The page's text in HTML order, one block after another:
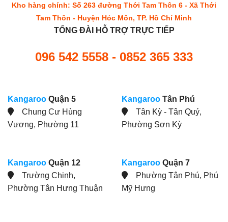
Kho hàng chính: Số 263 đường Thới Tam Thôn 6 - Xã Thới
Tam Thôn - Huyện Hóc Môn, TP. Hồ Chí Minh
TỔNG ĐÀI HỖ TRỢ TRỰC TIẾP
096 542 5558 - 0852 365 333
Kangaroo Quận 5
Chung Cư Hùng
Vương, Phường 11
Kangaroo Tân Phú
Tân Kỳ - Tân Quý,
Phường Sơn Kỳ
Kangaroo Quận 12
Trường Chinh,
Phường Tân Hưng Thuận
Kangaroo Quận 7
Phường Tân Phú, Phú
Mỹ Hưng